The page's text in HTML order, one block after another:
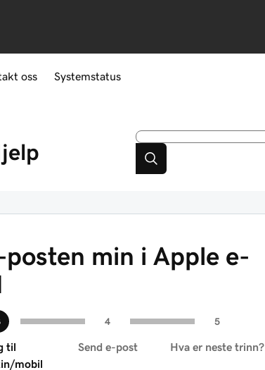
oss Systemstatus
min i Apple e-
til
mobil
Send e-post Hva er neste trinn?